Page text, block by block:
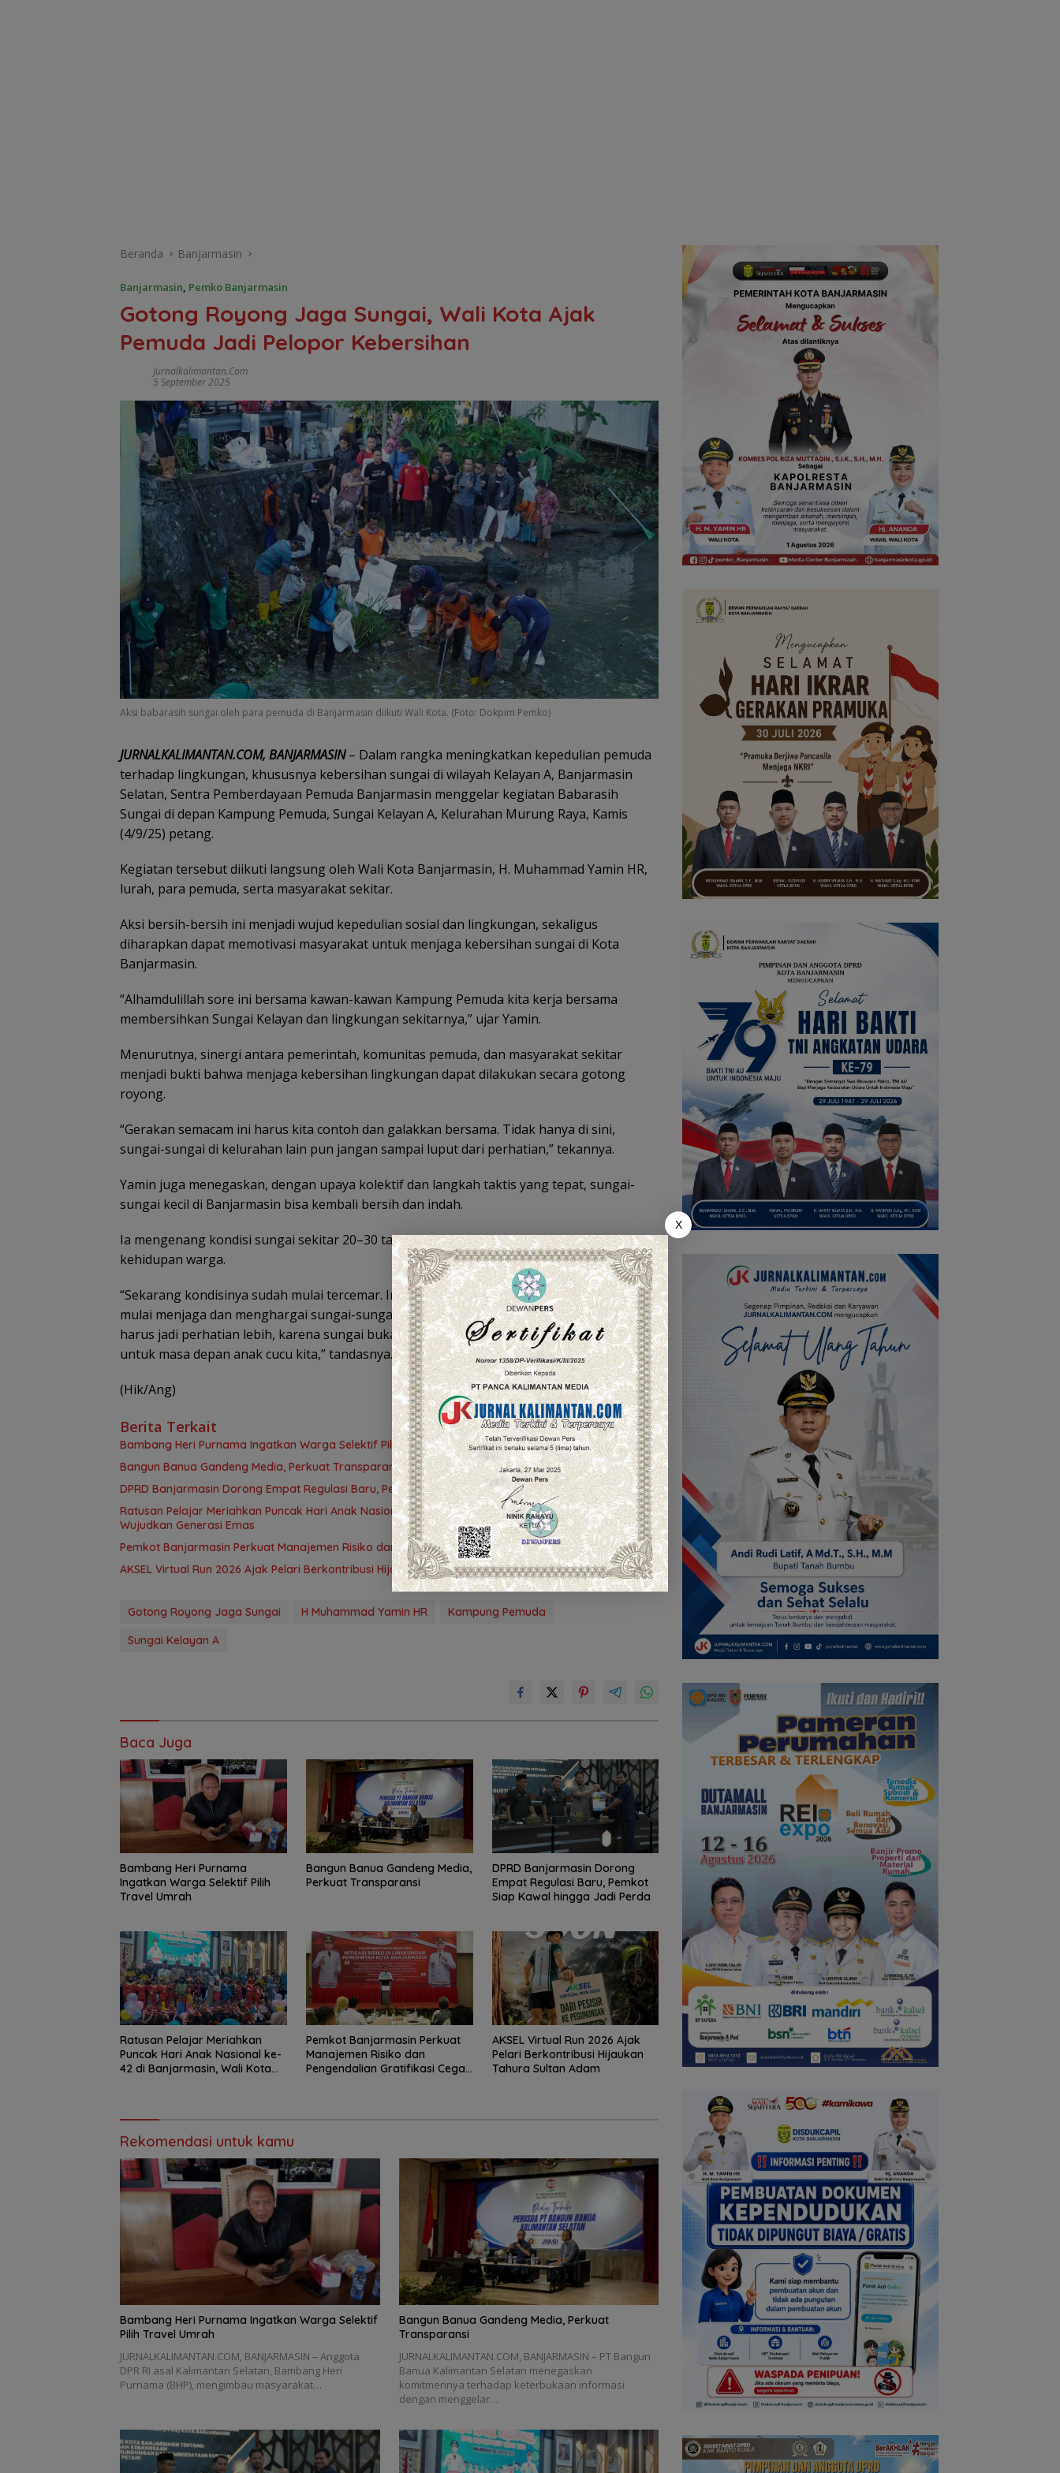
Beranda Banjarmasin
Banjarmasin, Pemko Banjarmasin
Gotong Royong Jaga Sungai, Wali Kota Ajak
Pemuda Jadi Pelopor Kebersihan
Jurnalkalimantan.com
5 September 2025
Aksi babarasih sungai oleh para pemuda di Banjarmasin diikuti Wali Kota. (Foto: Dokpim Pemko)
JURNALKALIMANTAN.COM, BANJARMASIN– Dalam rangka meningkatkan kepedulian pemuda
terhadap lingkungan, khususnya kebersihan sungai di wilayah Kelayan A, Banjarmasin
Selatan, Sentra Pemberdayaan Pemuda Banjarmasin menggelar kegiatan Babarasih
Sungai di depan Kampung Pemuda, Sungai Kelayan A, Kelurahan Murung Raya, Kamis
(4/9/25) petang.
Kegiatan tersebut diikuti langsung oleh Wali Kota Banjarmasin, H. Muhammad Yamin HR,
lurah, para pemuda, serta masyarakat sekitar.
Aksi bersih-bersih ini menjadi wujud kepedulian sosial dan lingkungan, sekaligus
diharapkan dapat memotivasi masyarakat untuk menjaga kebersihan sungai di Kota
Banjarmasin.
“Alhamdulillah sore ini bersama kawan-kawan Kampung Pemuda kita kerja bersama
membersihkan Sungai Kelayan dan lingkungan sekitarnya,” ujar Yamin.
Menurutnya, sinergi antara pemerintah, komunitas pemuda, dan masyarakat sekitar
menjadi bukti bahwa menjaga kebersihan lingkungan dapat dilakukan secara gotong
royong.
“Gerakan semacam ini harus kita contoh dan galakkan bersama. Tidak hanya di sini,
sungai-sungai di kelurahan lain pun jangan sampai luput dari perhatian,” tekannya.
Yamin juga menegaskan, dengan upaya kolektif dan langkah taktis yang tepat, sungai-
sungai kecil di Banjarmasin bisa kembali bersih dan indah.
Ia mengenang kondisi sungai sekitar 20–30 tahun lalu yang masih menjadi denyut nadi
kehidupan warga.
“Sekarang kondisinya sudah mulai tercemar. Ini sungguh memprihatinkan, kita harus
mulai menjaga dan menghargai sungai-sungai kita. Revitalisasi dan normalisasi sungai
harus jadi perhatian lebih, karena sungai bukan hanya untuk kita sekarang, tapi juga
untuk masa depan anak cucu kita,” tandasnya.
(Hik/Ang)
Berita Terkait
Bambang Heri Purnama Ingatkan Warga Selektif Pilih Travel Umrah
Bangun Banua Gandeng Media, Perkuat Transparansi
DPRD Banjarmasin Dorong Empat Regulasi Baru, Pemkot Siap Kawal hingga Jadi Perda
Ratusan Pelajar Meriahkan Puncak Hari Anak Nasional ke-42 di Banjarmasin, Wali Kota Ajak
Wujudkan Generasi Emas
Pemkot Banjarmasin Perkuat Manajemen Risiko dan Pengendalian Gratifikasi Cegah Korupsi
AKSEL Virtual Run 2026 Ajak Pelari Berkontribusi Hijaukan Tahura Sultan Adam
Gotong Royong Jaga Sungai H Muhammad Yamin HR
Kampung Pemuda
Sungai Kelayan A
Baca Juga
Bambang Heri Purnama
Ingatkan Warga Selektif Pilih
Travel Umrah
Bangun Banua Gandeng Media,
Perkuat Transparansi
DPRD Banjarmasin Dorong
Empat Regulasi Baru, Pemkot
Siap Kawal hingga Jadi Perda
Ratusan Pelajar Meriahkan
Puncak Hari Anak Nasional ke-
42 di Banjarmasin, Wali Kota
Pemkot Banjarmasin Perkuat
Manajemen Risiko dan
Pengendalian Gratifikasi Cegah
AKSEL Virtual Run 2026 Ajak
Pelari Berkontribusi Hijaukan
Tahura Sultan Adam
Rekomendasi untuk kamu
Bambang Heri Purnama Ingatkan Warga Selektif
Pilih Travel Umrah
JURNALKALIMANTAN.COM, BANJARMASIN – Anggota
DPR RI asal Kalimantan Selatan, Bambang Heri
Purnama (BHP), mengimbau masyarakat…
Bangun Banua Gandeng Media, Perkuat
Transparansi
JURNALKALIMANTAN.COM, BANJARMASIN – PT Bangun
Banua Kalimantan Selatan menegaskan
komitmennya terhadap keterbukaan informasi
dengan menggelar…
X